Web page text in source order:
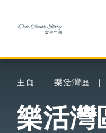
主頁 樂活灣區
樂活灣